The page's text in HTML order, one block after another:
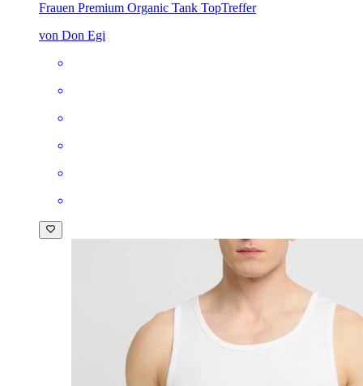
Frauen Premium Organic Tank TopTreffer
von Don Egi